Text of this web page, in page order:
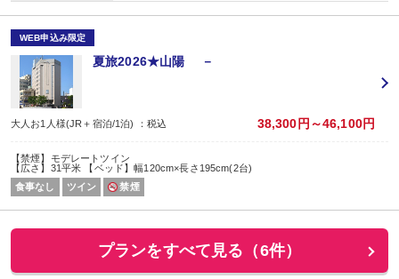
WEB申込み限定
夏旅2026★山陽 －
大人お1人様(JR＋宿泊/1泊) ：税込 38,300円～46,100円
【禁煙】モデレートツイン
【広さ】31平米 【ベッド】幅120cm×長さ195cm(2台)
食事なし
ツイン 禁煙
プランをすべて見る（6件）